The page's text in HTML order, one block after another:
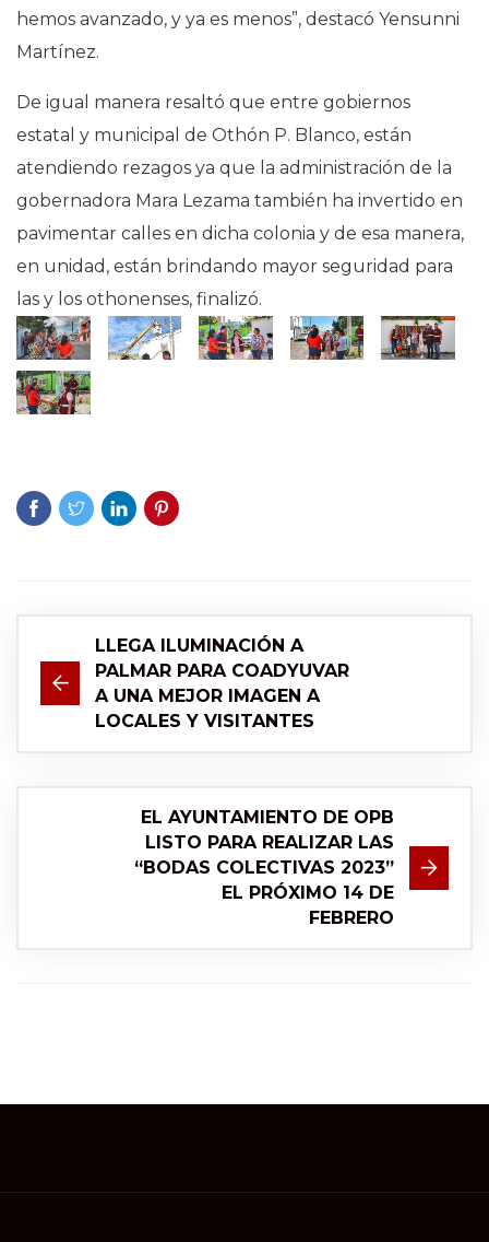
hemos avanzado, y ya es menos”, destacó Yensunni
Martínez.
De igual manera resaltó que entre gobiernos
estatal y municipal de Othón P. Blanco, están
atendiendo rezagos ya que la administración de la
gobernadora Mara Lezama también ha invertido en
pavimentar calles en dicha colonia y de esa manera,
en unidad, están brindando mayor seguridad para
las y los othonenses, finalizó.
LLEGA ILUMINACIÓN A
PALMAR PARA COADYUVAR
A UNA MEJOR IMAGEN A
LOCALES Y VISITANTES
EL AYUNTAMIENTO DE OPB
LISTO PARA REALIZAR LAS
“BODAS COLECTIVAS 2023”
EL PRÓXIMO 14 DE
FEBRERO